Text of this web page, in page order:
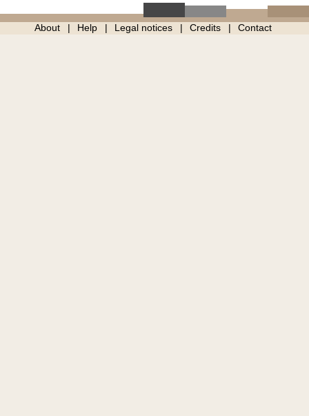
About Help Legal notices Credits Contact